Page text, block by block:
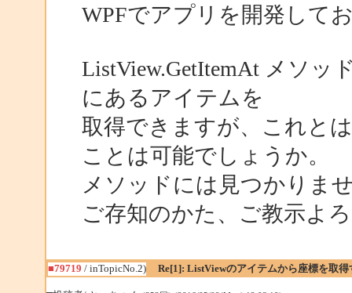
WPFでアプリを開発して
ListView.GetItemAt メソッ
にあるアイテムを
取得できますが、これと
ことは可能でしょうか。
メソッドには見つかりま
ご存知のかた、ご教示よ
■79719 / inTopicNo.2) Re[1]: ListViewのアイテムから座標を取得